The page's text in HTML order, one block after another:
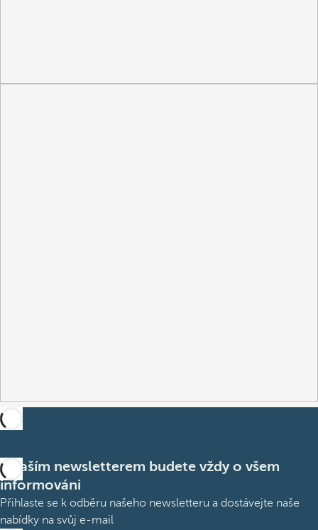
S naším newsletterem budete vždy o všem
informováni
Přihlaste se k odběru našeho newsletteru a dostávejte naše
nabídky na svůj e-mail